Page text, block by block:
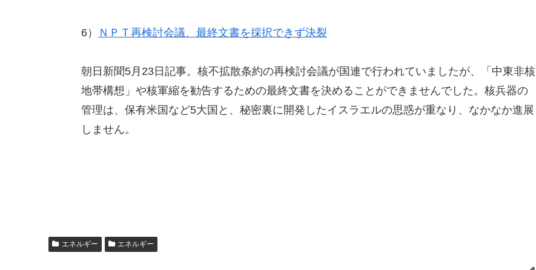
6） ＮＰＴ再検討会議、最終文書を採択できず決裂
朝日新聞5月23日記事。核不拡散条約の再検討会議が国連で行われていましたが、「中東非核
地帯構想」や核軍縮を勧告するための最終文書を決めることができませんでした。核兵器の
管理は、保有米国など5大国と、秘密裏に開発したイスラエルの思惑が重なり、なかなか進展
しません。
エネルギー エネルギー